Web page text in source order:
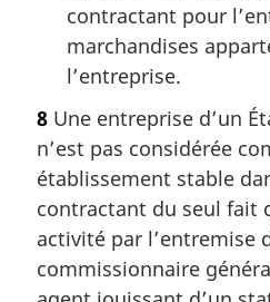
contractant pour
marchandises
l’entreprise.
8 Une entreprise d’un
n’est pas considérée
établissement stable
contractant du seul fait
activité par l’entremise
commissionnaire